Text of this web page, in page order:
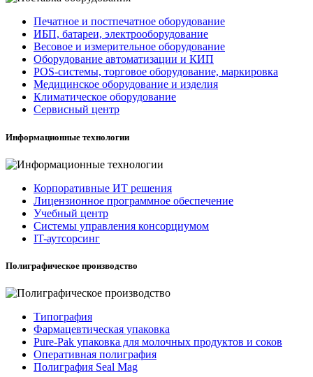
Печатное и постпечатное оборудование
ИБП, батареи, электрооборудование
Весовое и измерительное оборудование
Оборудование автоматизации и КИП
POS-системы, торговое оборудование, маркировка
Медицинское оборудование и изделия
Климатическое оборудование
Сервисный центр
Информационные технологии
Корпоративные ИТ решения
Лицензионное программное обеспечение
Учебный центр
Системы управления консорциумом
IT-аутсорсинг
Полиграфическое производство
Типография
Фармацевтическая упаковка
Pure-Pak упаковка для молочных продуктов и соков
Оперативная полиграфия
Полиграфия Seal Mag